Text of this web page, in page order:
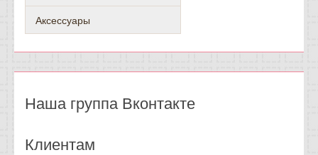
Аксессуары
Наша группа Вконтакте
Клиентам